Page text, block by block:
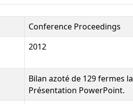
Conference Proceedings
2012
Bilan azoté de 129 fermes
Présentation PowerPoint.